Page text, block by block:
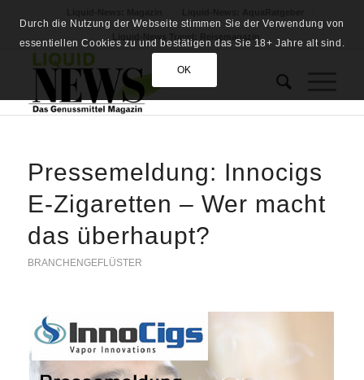
Pressemeldung: Innocigs
E-Zigaretten – Wer macht
das überhaupt?
BRANCHENGEFLÜSTER
Durch die Nutzung der Webseite stimmen Sie der Verwendung von
essentiellen Cookies zu und bestätigen das Sie 18+ Jahre alt sind.
OK